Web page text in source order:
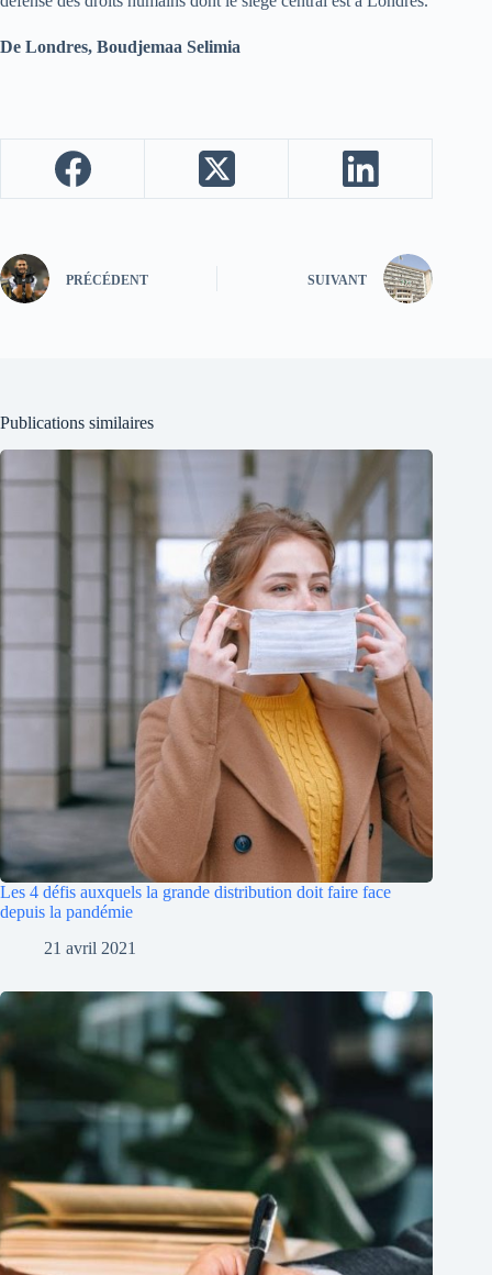
De Londres, Boudjemaa Selimia
PRÉCÉDENT SUIVANT
Publications similaires
Les 4 défis auxquels la grande distribution doit faire face
depuis la pandémie
21 avril 2021